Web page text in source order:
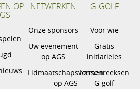
OP NETWERKEN
Onze sponsors
Uw evenement
op AGS
Lidmaatschapsvormen
op AGS
G-GOLF
Voor wie
Gratis
initiatieles
Lessenreeksen
G-golf